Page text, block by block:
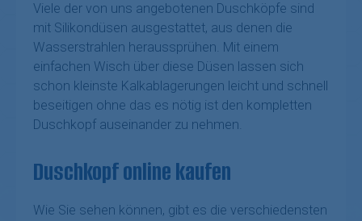
Viele der von uns angebotenen Duschköpfe sind
mit Silikondüsen ausgestattet, aus denen die
Wasserstrahlen heraussprühen. Mit einem
einfachen Wisch über diese Düsen lassen sich
schon kleinste Kalkablagerungen leicht und schnell
beseitigen ohne das es nötig ist den kompletten
Duschkopf auseinander zu nehmen.
Duschkopf online kaufen
Wie Sie sehen können, gibt es die verschiedensten